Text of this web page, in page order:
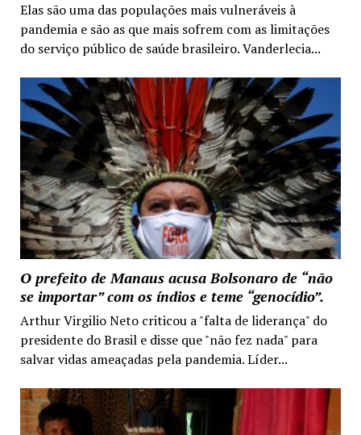
Elas são uma das populações mais vulneráveis à
pandemia e são as que mais sofrem com as limitações
do serviço público de saúde brasileiro. Vanderlecia...
O prefeito de Manaus acusa Bolsonaro de “não
se importar” com os índios e teme “genocídio”.
Arthur Virgilio Neto criticou a "falta de liderança" do
presidente do Brasil e disse que "não fez nada" para
salvar vidas ameaçadas pela pandemia. Líder...